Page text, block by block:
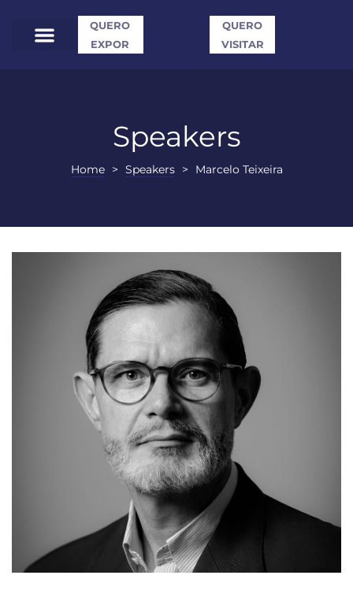
QUERO
EXPOR
QUERO
VISITAR
Speakers
Home > Speakers > Marcelo Teixeira